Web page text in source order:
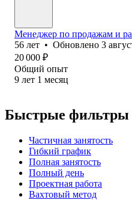
Менеджер по продажам и
56 лет • Обновлено 3
20 000 ₽
Общий опыт
9 лет 1 месяц
Быстрые фильтры
Частичная занятость
Гибкий график
Полная занятость
Полный день
Проектная работа
Вахтовый метод